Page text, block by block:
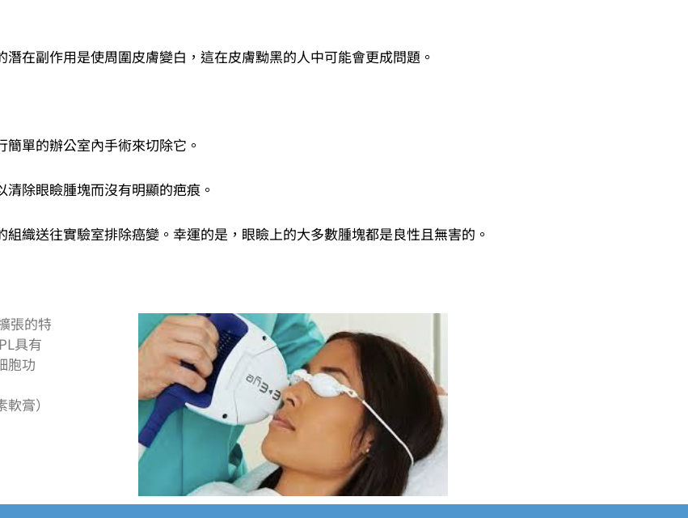
在副作用是使周圍皮膚變白，這在皮膚黝黑的人中可能會更成問題。
單的辦公室內手術來切除它。
除眼瞼腫塊而沒有明顯的疤痕。
織送往實驗室排除癌變。幸運的是，眼瞼上的大多數腫塊都是良性且無害的。
張的特
具有
胞功
膏）